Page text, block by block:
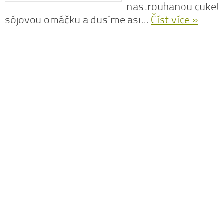
nastrouhanou
sójovou omáčku a dusíme asi… Číst více »